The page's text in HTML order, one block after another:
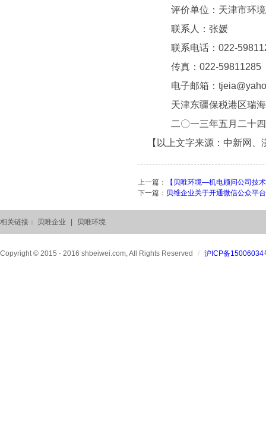
评价单位：天津市环境
联系人：张媛
联系电话：022-
传真：022-59811285
电子邮箱：
天津东疆保税港区瑞海
二〇一三年五月二十
【以上文字来源：中新网、
上一篇：
【贝唯环境—机电顾问公司技
下一篇： 贝维企业关于开通微信公众平
相关链接： 贝唯企业 贝唯环境
Copyright © 2015 - 2016 shbeiwei.com, All Rights Reserved / 沪ICP备15006034